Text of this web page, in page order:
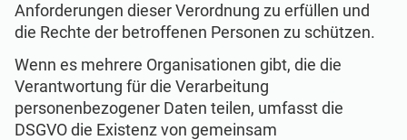
Anforderungen dieser Verordnung zu erfüllen und
die Rechte der betroffenen Personen zu schützen.
Wenn es mehrere Organisationen gibt, die die
Verantwortung für die Verarbeitung
personenbezogener Daten teilen, umfasst die
DSGVO die Existenz von gemeinsam